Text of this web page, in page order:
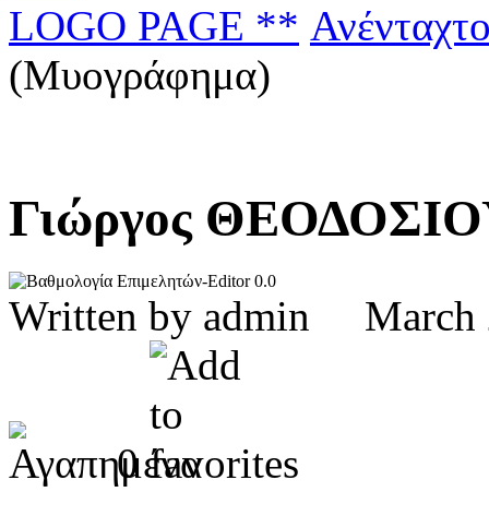
LOGO PAGE **
(Μυογράφημα)
Γιώργος
0.0
Written by admin
0